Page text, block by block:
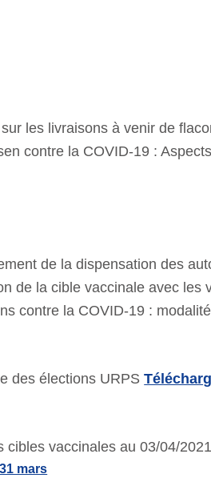
les livraisons à venir de
contre la COVID-19 :
de la dispensation des
de la cible vaccinale avec les
contre la COVID-19 :
des élections URPS
cibles vaccinales au 03/04/2021
mars